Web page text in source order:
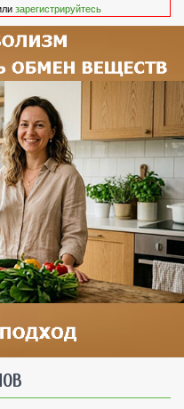
зарегистрируйтесь